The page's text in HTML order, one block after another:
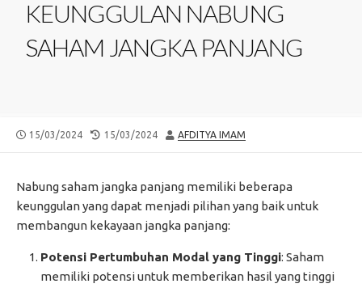
KEUNGGULAN NABUNG
SAHAM JANGKA PANJANG
PUBLISHED
15/03/2024
LAST
15/03/2024 AUTHOR
AFDITYA IMAM
Nabung saham jangka panjang memiliki beberapa
keunggulan yang dapat menjadi pilihan yang baik untuk
membangun kekayaan jangka panjang:
Potensi Pertumbuhan Modal yang Tinggi: Saham
memiliki potensi untuk memberikan hasil yang tinggi